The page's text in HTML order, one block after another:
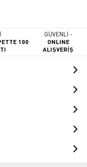
100
GÜVENLİ -
ONLINE
ALIŞVERİŞ